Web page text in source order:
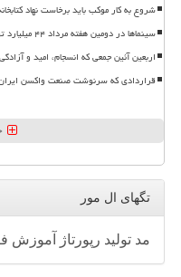
شروع به کار موکب باید برخاست نهاد
سینماها در دومین هفته مرداد ۴۴ میلیارد تومان فروختند
اربعین آئین جمعی که انسجام، امید و
قراردادی که سرنوشت صنعت واکسن
تگهای ال مور
مد تولید رپورتاژ آموزش